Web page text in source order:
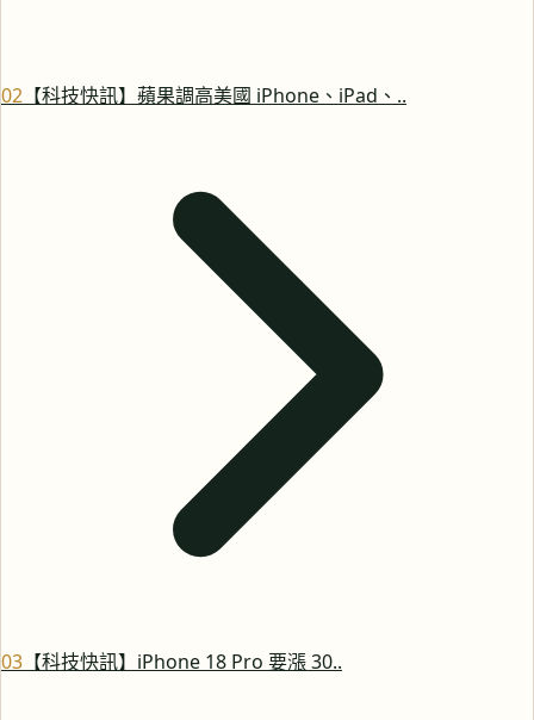
02 【科技快訊】蘋果調高美國 iPhone、iPad、..
03 【科技快訊】iPhone 18 Pro 要漲 30..